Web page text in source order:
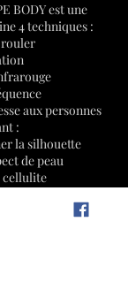
BODY est une
4 techniques :
aux personnes
:
la silhouette
de peau
cellulite
sanguine et